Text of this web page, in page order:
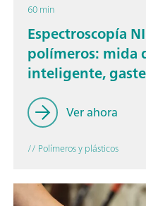
60 min
Espectroscopía
polímeros: mida
inteligente,
Ver ahora
// Polímeros y plásticos